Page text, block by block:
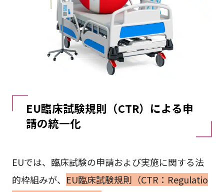
EU臨床試験規則（CTR）による申
請の統一化
EUでは、臨床試験の申請および実施に関する法
的枠組みが、 EU臨床試験規則（CTR：Regulatio